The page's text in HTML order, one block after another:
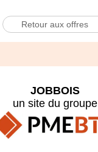
Retour aux offres
JOBBOIS
un site du groupe